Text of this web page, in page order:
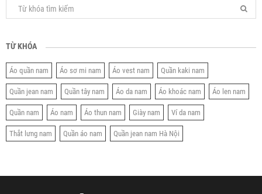
TỪ KHÓA
Áo quần nam Áo sơ mi nam Áo vest nam Quần kaki nam
Quần jean nam Quần tây nam Áo da nam Áo khoác nam Áo len nam
Quần nam Áo nam Áo thun nam Giày nam Ví da nam
Thắt lưng nam Quần áo nam Quần jean nam Hà Nội